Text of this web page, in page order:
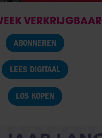
VERKRIJGBAAR
ABONNEREN
LEES DIGITAAL
LOS KOPEN